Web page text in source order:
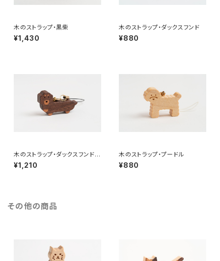
木のストラップ・黒柴
¥1,430
木のストラップ・ダックスフンド
¥880
木のストラップ・ダックスフンド・
ブラックタン
¥1,210
木のストラップ・プードル
¥880
その他の商品